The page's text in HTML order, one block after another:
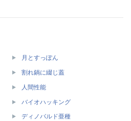
月とすっぽん
割れ鍋に綴じ蓋
人間性能
バイオハッキング
ディノバルド亜種